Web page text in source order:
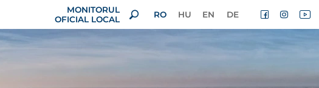
MONITORUL
OFICIAL LOCAL
RO HU EN DE